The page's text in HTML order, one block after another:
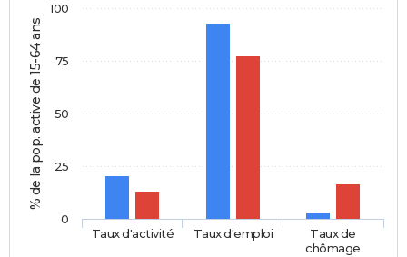
% de la pop. active de 15-64 ans
Taux d'activité Taux d'emploi
Taux de
chômage
0
25
50
75
100